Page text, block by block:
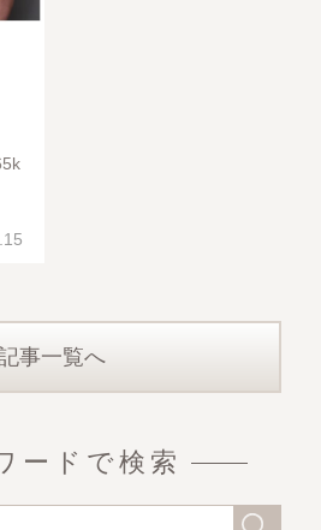
事一覧へ
ードで検索